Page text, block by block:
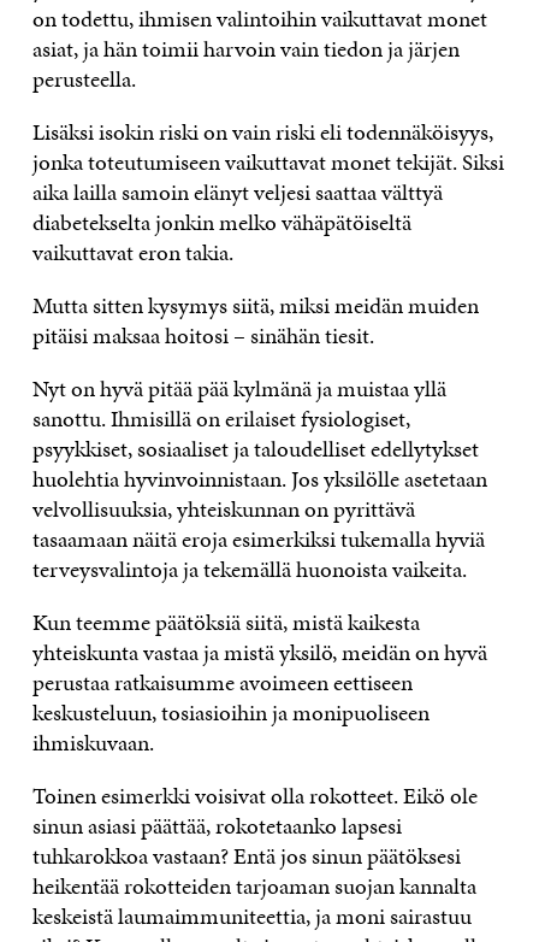
on todettu, ihmisen valintoihin vaikuttavat monet
asiat, ja hän toimii harvoin vain tiedon ja järjen
perusteella.
Lisäksi isokin riski on vain riski eli todennäköisyys,
jonka toteutumiseen vaikuttavat monet tekijät. Siksi
aika lailla samoin elänyt veljesi saattaa välttyä
diabetekselta jonkin melko vähäpätöiseltä
vaikuttavat eron takia.
Mutta sitten kysymys siitä, miksi meidän muiden
pitäisi maksaa hoitosi – sinähän tiesit.
Nyt on hyvä pitää pää kylmänä ja muistaa yllä
sanottu. Ihmisillä on erilaiset fysiologiset,
psyykkiset, sosiaaliset ja taloudelliset edellytykset
huolehtia hyvinvoinnistaan. Jos yksilölle asetetaan
velvollisuuksia, yhteiskunnan on pyrittävä
tasaamaan näitä eroja esimerkiksi tukemalla hyviä
terveysvalintoja ja tekemällä huonoista vaikeita.
Kun teemme päätöksiä siitä, mistä kaikesta
yhteiskunta vastaa ja mistä yksilö, meidän on hyvä
perustaa ratkaisumme avoimeen eettiseen
keskusteluun, tosiasioihin ja monipuoliseen
ihmiskuvaan.
Toinen esimerkki voisivat olla rokotteet. Eikö ole
sinun asiasi päättää, rokotetaanko lapsesi
tuhkarokkoa vastaan? Entä jos sinun päätöksesi
heikentää rokotteiden tarjoaman suojan kannalta
keskeistä laumaimmuniteettia, ja moni sairastuu